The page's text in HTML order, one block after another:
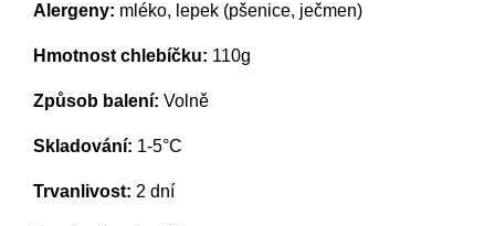
Alergeny: mléko, lepek (pšenice, ječmen)
Hmotnost chlebíčku: 110g
Způsob balení: Volně
Skladování: 1-5°C
Trvanlivost: 2 dní